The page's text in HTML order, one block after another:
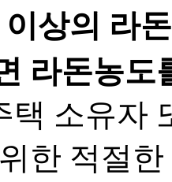
이상의 라
라돈농도
택 소유자
한 적절